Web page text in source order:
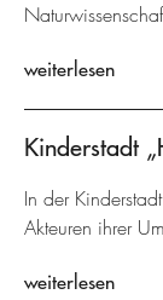
weiterlesen
Kinderstadt
In der
Akteuren ihrer
weiterlesen